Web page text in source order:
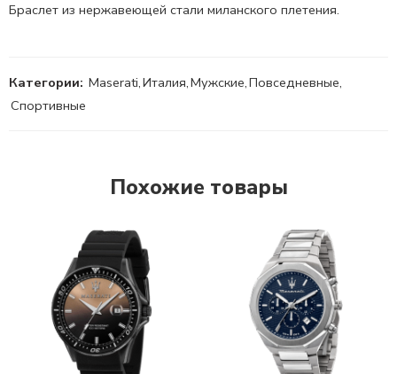
Браслет из нержавеющей стали миланского плетения.
Категории: Maserati,Италия,Мужские,Повседневные,
Спортивные
Похожие товары